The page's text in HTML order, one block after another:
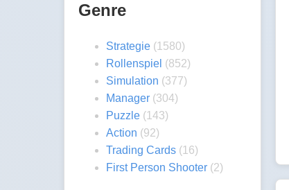
Genre
Strategie (1580)
Rollenspiel (852)
Simulation (377)
Manager (304)
Puzzle (143)
Action (92)
Trading Cards (16)
First Person Shooter (2)